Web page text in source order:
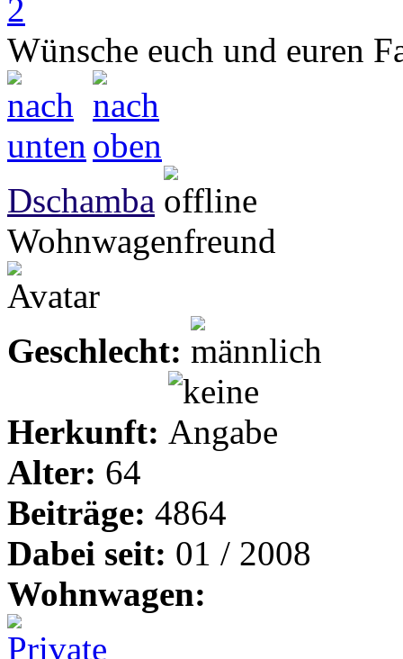
2
Wünsche euch und euren
Dschamba
Wohnwagenfreund
Geschlecht:
Herkunft:
Alter: 64
Beiträge: 4864
Dabei seit: 01 / 2008
Wohnwagen: